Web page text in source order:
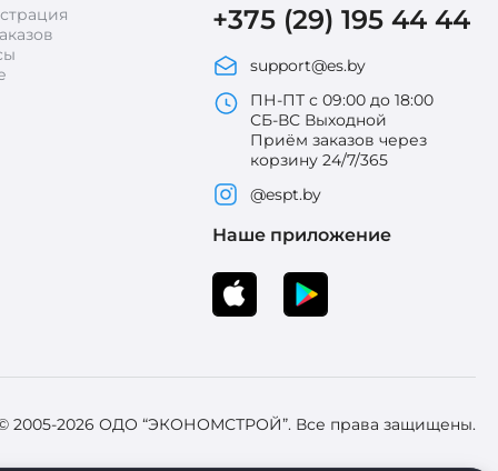
+375 (29) 195 44 44
support@es.by
ПН-ПТ с 09:00 до 18:00
СБ-ВС Выходной
Приём заказов через
корзину 24/7/365
@espt.by
Наше приложение
2005-2026 ОДО “ЭКОНОМСТРОЙ”. Все права защищены.